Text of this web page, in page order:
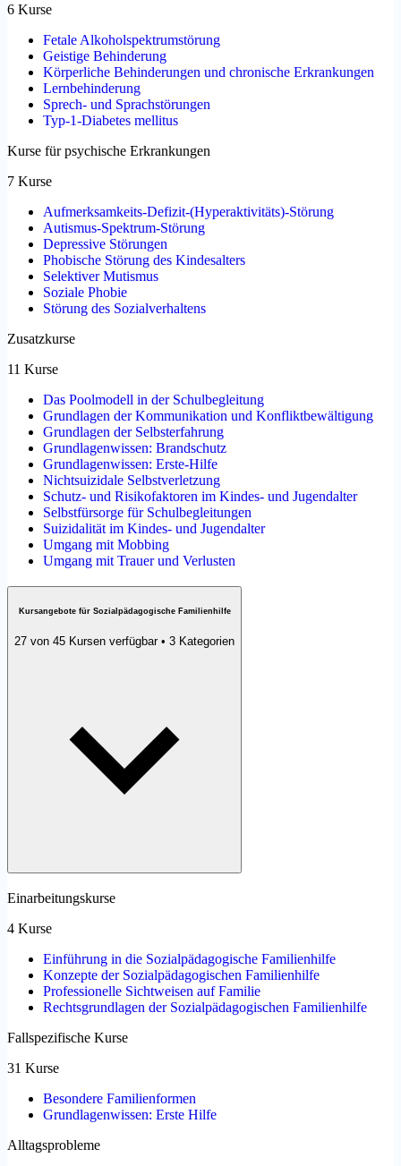
6 Kurse
Fetale Alkoholspektrumstörung
Geistige Behinderung
Körperliche Behinderungen und chronische Erkrankungen
Lernbehinderung
Sprech- und Sprachstörungen
Typ-1-Diabetes mellitus
Kurse für psychische Erkrankungen
7 Kurse
Aufmerksamkeits-Defizit-(Hyperaktivitäts)-Störung
Autismus-Spektrum-Störung
Depressive Störungen
Phobische Störung des Kindesalters
Selektiver Mutismus
Soziale Phobie
Störung des Sozialverhaltens
Zusatzkurse
11 Kurse
Das Poolmodell in der Schulbegleitung
Grundlagen der Kommunikation und Konfliktbewältigung
Grundlagen der Selbsterfahrung
Grundlagenwissen: Brandschutz
Grundlagenwissen: Erste-Hilfe
Nichtsuizidale Selbstverletzung
Schutz- und Risikofaktoren im Kindes- und Jugendalter
Selbstfürsorge für Schulbegleitungen
Suizidalität im Kindes- und Jugendalter
Umgang mit Mobbing
Umgang mit Trauer und Verlusten
Kursangebote für Sozialpädagogische Familienhilfe
27 von 45 Kursen verfügbar • 3 Kategorien
Einarbeitungskurse
4 Kurse
Einführung in die Sozialpädagogische Familienhilfe
Konzepte der Sozialpädagogischen Familienhilfe
Professionelle Sichtweisen auf Familie
Rechtsgrundlagen der Sozialpädagogischen Familienhilfe
Fallspezifische Kurse
31 Kurse
Besondere Familienformen
Grundlagenwissen: Erste Hilfe
Alltagsprobleme